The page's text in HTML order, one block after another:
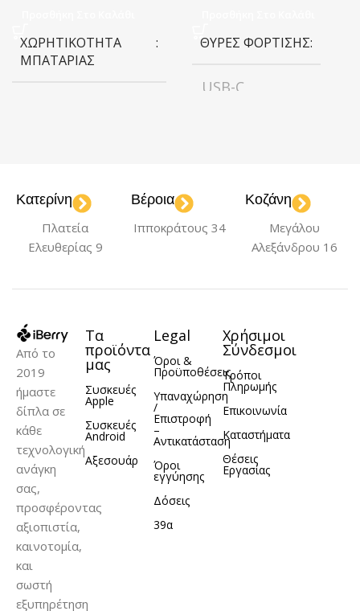
ΧΩΡΗΤΙΚΌΤΗΤΑ
ΜΠΑΤΑΡΊΑΣ
Type-C,Wireless
ΘΎΡΕΣ ΦΌΡΤΙΣΗΣ
USB-C
5.000 mAh
Orange
Κατερίνη
Πλατεία
Ελευθερίας 9
Βέροια
Ιπποκράτους 34
Κοζάνη
Μεγάλου
Αλεξάνδρου 16
Από το
2019
ήμαστε
δίπλα σε
κάθε
τεχνολογική
ανάγκη
σας,
προσφέροντας
αξιοπιστία,
καινοτομία,
και
σωστή
εξυπηρέτηση
Τα
προϊόντα
μας
Συσκευές
Apple
Συσκευές
Android
Αξεσουάρ
Legal
Όροι &
Προϋποθέσεις
Υπαναχώρηση
/
Επιστροφή
–
Αντικατάσταση
Όροι
εγγύησης
Δόσεις
39α
Χρήσιμοι
Σύνδεσμοι
Τρόποι
Πληρωμής
Επικοινωνία
Καταστήματα
Θέσεις
Εργασίας